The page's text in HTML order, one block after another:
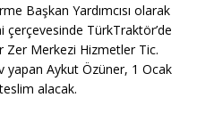
Başkan Yardımcısı olarak
TürkTraktör’de
Zer Merkezi Hizmetler Tic.
yapan Aykut Özüner, 1 Ocak
alacak.